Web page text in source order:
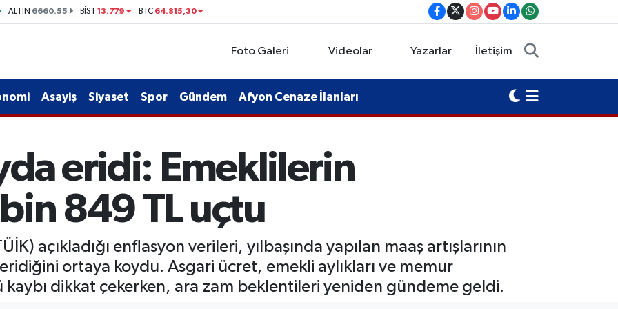
ALTIN 6660.55 BİST13.779 BTC 64.815,30
Foto Galeri Videolar Yazarlar İletişim
Asayiş Siyaset Spor Gündem Afyon Cenaze İlanları
eridi: Emeklilerin
849 TL uçtu
açıkladığı enflasyon verileri, yılbaşında yapılan maaş artışlarının
ortaya koydu. Asgari ücret, emekli aylıkları ve memur
kaybı dikkat çekerken, ara zam beklentileri yeniden gündeme geldi.